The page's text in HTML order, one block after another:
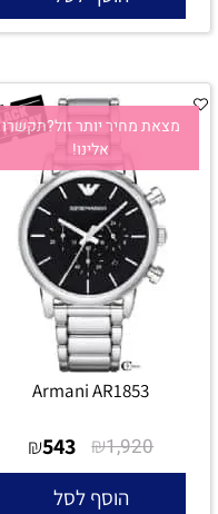
מצאת מחיר יותר זול?תקשרו
אלינו!
Armani AR1853
₪1,920
₪543
הוסף לסל